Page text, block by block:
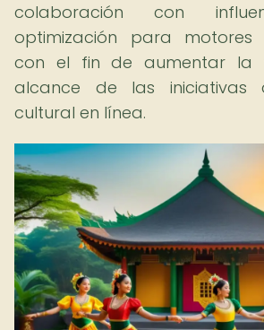
colaboración con
optimización para motores
con el fin de aumentar la
alcance de las iniciativas
cultural en línea.